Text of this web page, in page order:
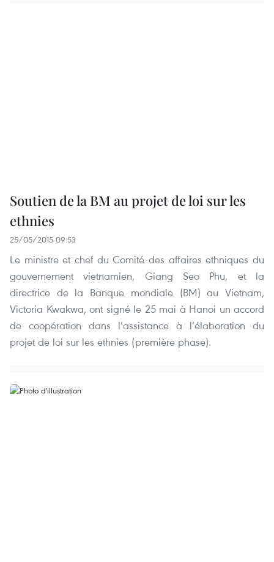
Soutien de la BM au projet de loi sur les
ethnies
25/05/2015 09:53
Le ministre et chef du Comité des affaires ethniques du
gouvernement vietnamien, Giang Seo Phu, et la
directrice de la Banque mondiale (BM) au Vietnam,
Victoria Kwakwa, ont signé le 25 mai à Hanoi un accord
de coopération dans l’assistance à l’élaboration du
projet de loi sur les ethnies (première phase).